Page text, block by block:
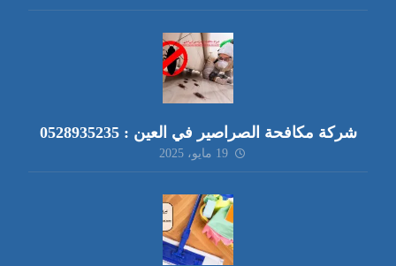
شركة مكافحة الصراصير في العين : 0528935235
19 مايو، 2025